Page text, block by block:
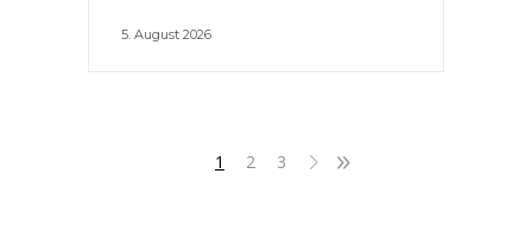
5. August 2026
1 2 3